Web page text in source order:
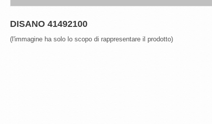
DISANO 41492100
(l'immagine ha solo lo scopo di rappresentare il prodotto)